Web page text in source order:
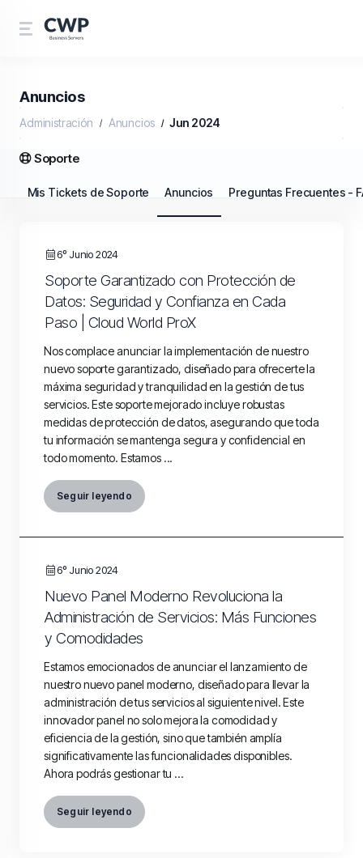
Anuncios
Administración Anuncios Jun 2024
Soporte
Mis Tickets de Soporte Anuncios Preguntas Frecuentes -
6º Junio 2024
Soporte Garantizado con Protección de
Datos: Seguridad y Confianza en Cada
Paso | Cloud World ProX
Nos complace anunciar la implementación de nuestro
nuevo soporte garantizado, diseñado para ofrecerte la
máxima seguridad y tranquilidad en la gestión de tus
servicios. Este soporte mejorado incluye robustas
medidas de protección de datos, asegurando que toda
tu información se mantenga segura y confidencial en
todo momento. Estamos ...
Seguir leyendo
6º Junio 2024
Nuevo Panel Moderno Revoluciona la
Administración de Servicios: Más Funciones
y Comodidades
Estamos emocionados de anunciar el lanzamiento de
nuestro nuevo panel moderno, diseñado para llevar la
administración de tus servicios al siguiente nivel. Este
innovador panel no solo mejora la comodidad y
eficiencia de la gestión, sino que también amplía
significativamente las funcionalidades disponibles.
Ahora podrás gestionar tu ...
Seguir leyendo